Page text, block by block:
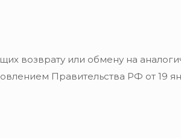
возврату или обмену на
Правительства РФ от 19